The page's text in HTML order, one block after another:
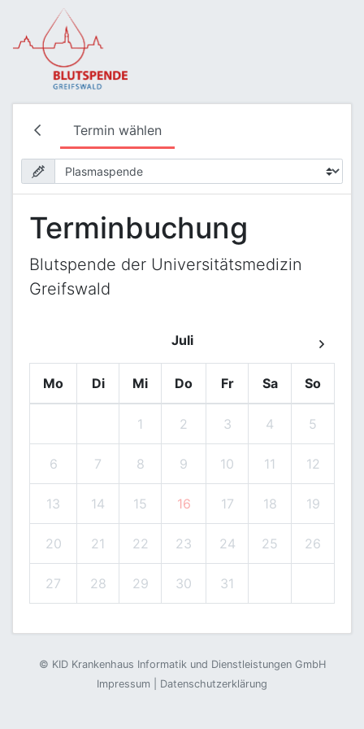
Termin wählen
Terminbuchung
Blutspende der Universitätsmedizin
Greifswald
Juli
Mo Di Mi Do Fr Sa So
1 2 3 4 5
6 7 8 9 10 11 12
13 14 15 16 17 18 19
20 21 22 23 24 25 26
27 28 29 30 31
© KID Krankenhaus Informatik und Dienstleistungen GmbH
Impressum
Datenschutzerklärung